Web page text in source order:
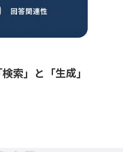
索」と「生成」